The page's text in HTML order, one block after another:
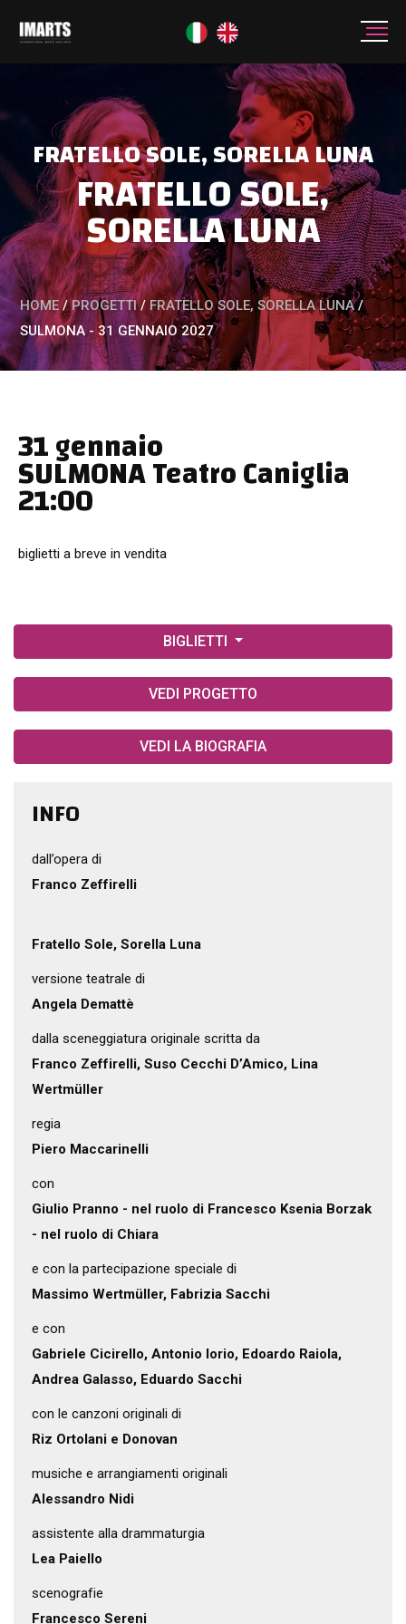
FRATELLO SOLE, SORELLA LUNA
FRATELLO SOLE,
SORELLA LUNA
HOME / PROGETTI / FRATELLO SOLE, SORELLA LUNA /
SULMONA - 31 GENNAIO 2027
31 gennaio
SULMONA Teatro Caniglia
21:00
biglietti a breve in vendita
BIGLIETTI
VEDI PROGETTO
VEDI LA BIOGRAFIA
INFO
dall’opera di
Franco Zeffirelli
Fratello Sole, Sorella Luna
versione teatrale di
Angela Demattè
dalla sceneggiatura originale scritta da
Franco Zeffirelli, Suso Cecchi D’Amico, Lina
Wertmüller
regia
Piero Maccarinelli
con
Giulio Pranno - nel ruolo di Francesco Ksenia Borzak
- nel ruolo di Chiara
e con la partecipazione speciale di
Massimo Wertmüller, Fabrizia Sacchi
e con
Gabriele Cicirello, Antonio Iorio, Edoardo Raiola,
Andrea Galasso, Eduardo Sacchi
con le canzoni originali di
Riz Ortolani e Donovan
musiche e arrangiamenti originali
Alessandro Nidi
assistente alla drammaturgia
Lea Paiello
scenografie
Francesco Sereni